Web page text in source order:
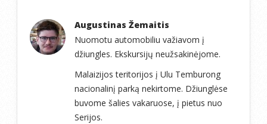
Augustinas Žemaitis
Nuomotu automobiliu važiavom į
džiungles. Ekskursijų neužsakinėjome.
Malaizijos teritorijos į Ulu Temburong
nacionalinį parką nekirtome. Džiunglėse
buvome šalies vakaruose, į pietus nuo
Serijos.